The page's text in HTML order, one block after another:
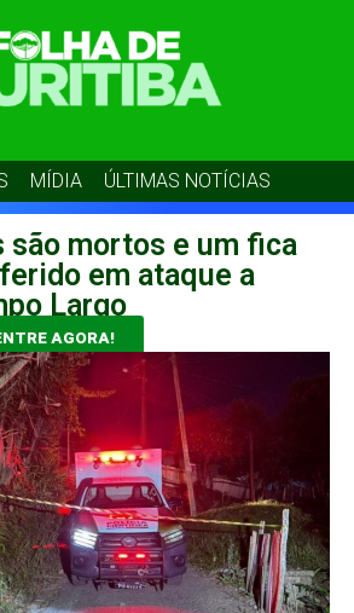
MÍDIA ÚLTIMAS NOTÍCIAS
são mortos e um fica
em ataque a
Largo
AGORA!